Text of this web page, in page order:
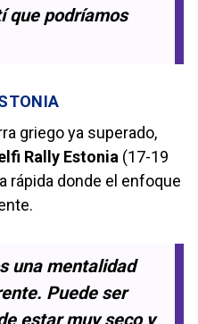
que podríamos
griego ya superado,
Rally Estonia (17-19
rápida donde el enfoque
una mentalidad
Puede ser
estar muy seco y